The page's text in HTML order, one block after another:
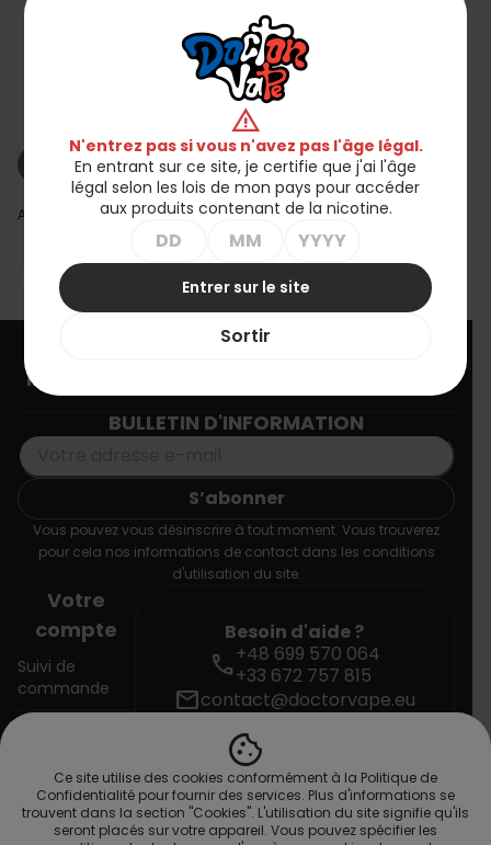
Cartouche CRISTALLITE
Rupture de stock
Affichage 1-1 de 1 article(s)
Retour en haut 
cookie
Ce site utilise des cookies conformément à la Politique de
Confidentialité pour fournir des services. Plus d'informations se
trouvent dans la section "Cookies". L'utilisation du site signifie qu'ils
seront placés sur votre appareil. Vous pouvez spécifier les
Informations
BULLETIN D'INFORMATION
Vous pouvez vous désinscrire à tout moment. Vous trouverez
pour cela nos informations de contact dans les conditions
d'utilisation du site.
Votre
compte
Suivi de
commande
Créez votre
compte
Besoin d'aide ?
call+48 699 570 064
+33 672 757 815
mailcontact@doctorvape.eu
warning
N'entrez pas si vous n'avez pas l'âge légal.
En entrant sur ce site, je certifie que j'ai l'âge
légal selon les lois de mon pays pour accéder
aux produits contenant de la nicotine.
Entrer sur le site
Sortir